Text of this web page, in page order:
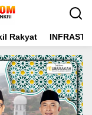
Rakyat